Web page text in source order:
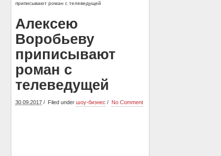
приписывают роман с телеведущей
Алексею
Воробьеву
приписывают
роман с
телеведущей
30.09.2017 Filed underшоу-бизнес No Comment